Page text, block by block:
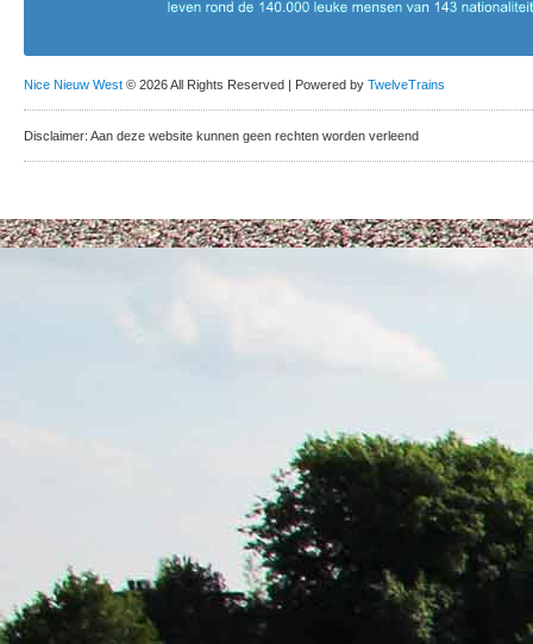
Nice Nieuw West © 2026 All Rights Reserved | Powered by TwelveTrains
Disclaimer: Aan deze website kunnen geen rechten worden verleend